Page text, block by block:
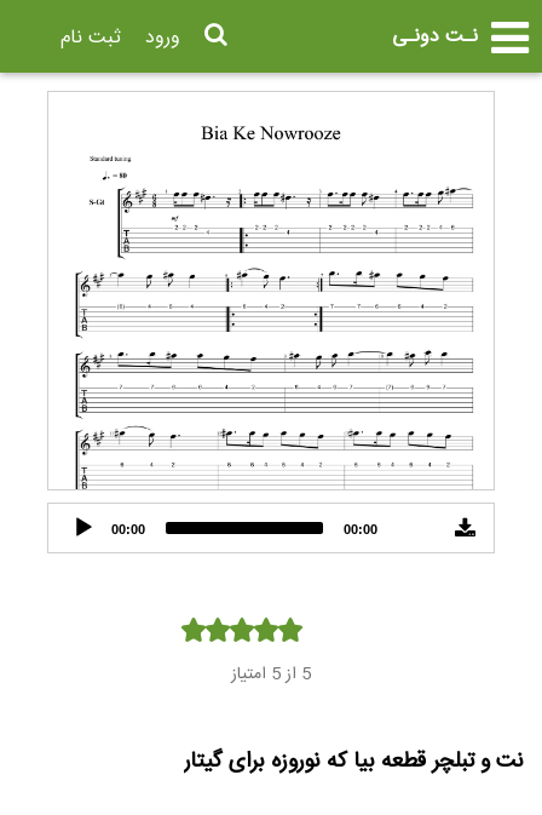
نـت دونـی ثبت نام ورود
Audio
Player
00:00 00:00
5 از 5 امتیاز
نت و تبلچر قطعه بیا که نوروزه برای گیتار